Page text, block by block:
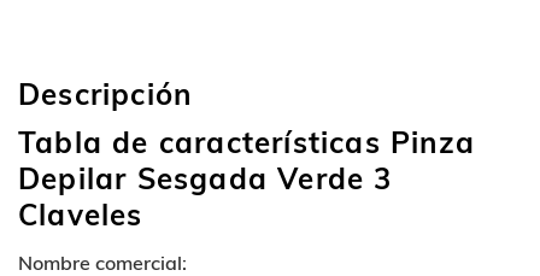
Descripción
Tabla de características Pinza
Depilar Sesgada Verde 3
Claveles
Nombre comercial: